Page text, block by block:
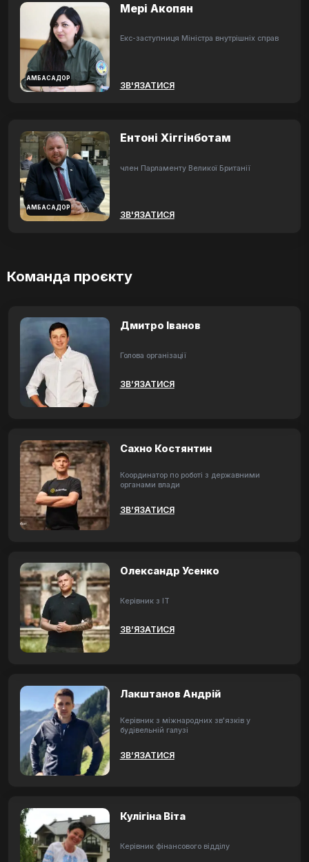
АМБАСАДОР
Мері Акопян
Екс-заступниця Міністра внутрішніх справ
ЗВ'ЯЗАТИСЯ
АМБАСАДОР
Ентоні Хіггінботам
член Парламенту Великої Британії
ЗВ'ЯЗАТИСЯ
Команда проєкту
Дмитро Іванов
Голова організації
ЗВ’ЯЗАТИСЯ
Сахно Костянтин
Координатор по роботі з державними
органами влади
ЗВ’ЯЗАТИСЯ
Олександр Усенко
Керівник з ІТ
ЗВ’ЯЗАТИСЯ
Лакштанов Андрій
Керівник з міжнародних зв'язків у
будівельній галузі
ЗВ’ЯЗАТИСЯ
Кулігіна Віта
Керівник фінансового відділу